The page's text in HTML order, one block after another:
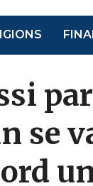
se